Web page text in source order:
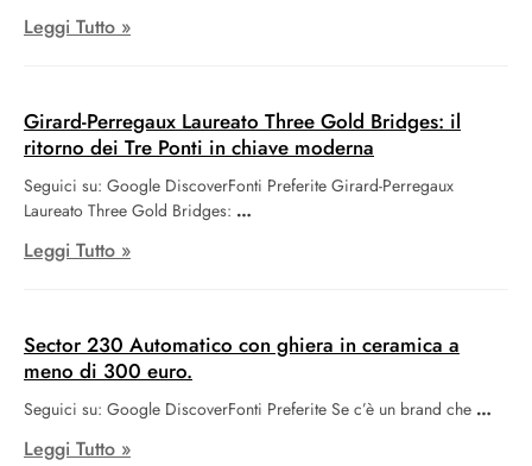
Leggi Tutto »
Girard-Perregaux Laureato Three Gold Bridges: il
ritorno dei Tre Ponti in chiave moderna
Seguici su: Google DiscoverFonti Preferite Girard-Perregaux
Laureato Three Gold Bridges:
Leggi Tutto »
Sector 230 Automatico con ghiera in ceramica a
meno di 300 euro.
Seguici su: Google DiscoverFonti Preferite Se c’è un brand che
Leggi Tutto »